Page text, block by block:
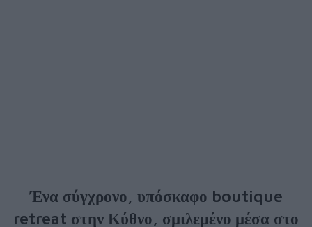
Ένα σύγχρονο, υπόσκαφο boutique
retreat στην Κύθνο, σμιλεμένο μέσα στο